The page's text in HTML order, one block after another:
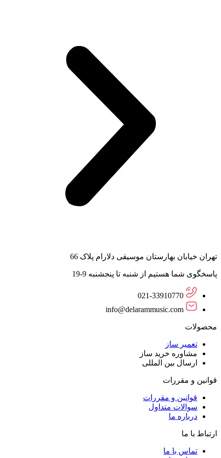
تهران خیابان بهارستان موسیقی دلارام پلاک 66
پاسخگوی شما هستیم از شنبه تا پنجشنبه 9-19
021-33910770
info@delarammusic.com
محصولات
تعمیر ساز
مشاوره خرید ساز
ارسال بین المللی
قوانین و مقررات
قوانین و مقررات
سوالات متداول
درباره ما
ارتباط با ما
تماس با ما